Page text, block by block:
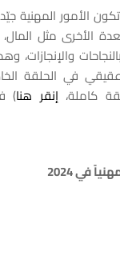
الأمور المهنية
الأخرى مثل
والإنجازات،
عقيقي في الحلقة
كاملة، إنقر هنا)
في 2024